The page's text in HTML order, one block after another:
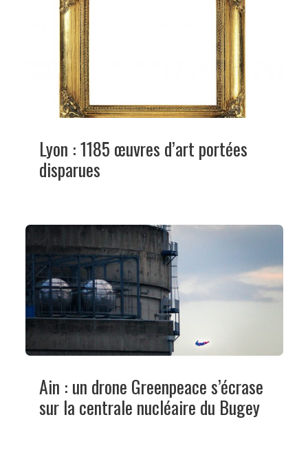
Lyon : 1185 œuvres d’art portées
disparues
Ain : un drone Greenpeace s’écrase
sur la centrale nucléaire du Bugey